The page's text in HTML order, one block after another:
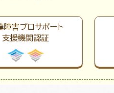
障害プロサポート
支援機関認証